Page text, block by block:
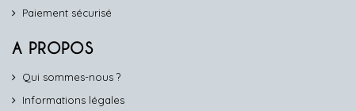
Paiement sécurisé
A PROPOS
Qui sommes-nous ?
Informations légales